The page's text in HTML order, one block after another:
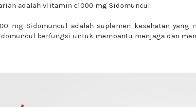
adalah vlitamin c1000 mg Sidomuncul.
mg Sidomuncul adalah suplemen kesehatan yang
berfungsi untuk membantu menjaga dan